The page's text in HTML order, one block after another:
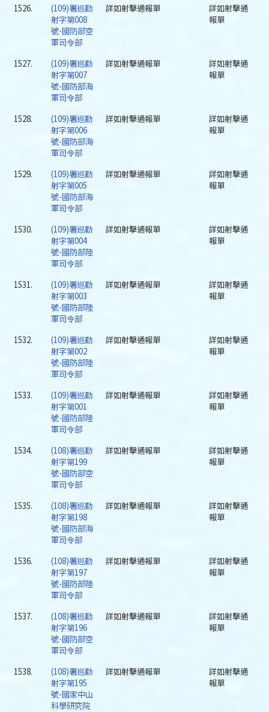
1526.
(109)署巡勤
射字第008
號-國防部空
軍司令部
詳如射擊通報單
詳如射擊通
報單
1527.
(109)署巡勤
射字第007
號-國防部海
軍司令部
詳如射擊通報單
詳如射擊通
報單
1528.
(109)署巡勤
射字第006
號-國防部海
軍司令部
詳如射擊通報單
詳如射擊通
報單
1529.
(109)署巡勤
射字第005
號-國防部海
軍司令部
詳如射擊通報單
詳如射擊通
報單
1530.
(109)署巡勤
射字第004
號-國防部陸
軍司令部
詳如射擊通報單
詳如射擊通
報單
1531.
(109)署巡勤
射字第003
號-國防部陸
軍司令部
詳如射擊通報單
詳如射擊通
報單
1532.
(109)署巡勤
射字第002
號-國防部陸
軍司令部
詳如射擊通報單
詳如射擊通
報單
1533.
(109)署巡勤
射字第001
號-國防部陸
軍司令部
詳如射擊通報單
詳如射擊通
報單
1534.
(108)署巡勤
射字第199
號-國防部空
軍司令部
詳如射擊通報單
詳如射擊通
報單
1535.
(108)署巡勤
射字第198
號-國防部海
軍司令部
詳如射擊通報單
詳如射擊通
報單
1536.
(108)署巡勤
射字第197
號-國防部陸
軍司令部
詳如射擊通報單
詳如射擊通
報單
1537.
(108)署巡勤
射字第196
號-國防部空
軍司令部
詳如射擊通報單
詳如射擊通
報單
1538.
(108)署巡勤
射字第195
號-國家中山
科學研究院
詳如射擊通報單
詳如射擊通
報單